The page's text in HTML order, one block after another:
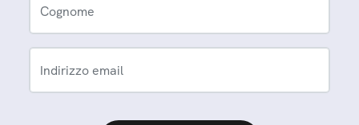
Cognome
Indirizzo email